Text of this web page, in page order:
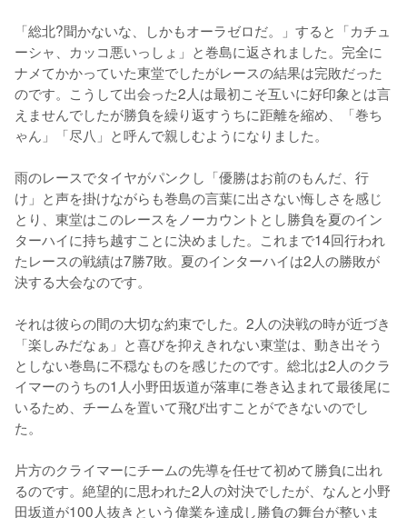
「総北?聞かないな、しかもオーラゼロだ。」すると「カチュ
ーシャ、カッコ悪いっしょ」と巻島に返されました。完全に
ナメてかかっていた東堂でしたがレースの結果は完敗だった
のです。こうして出会った2人は最初こそ互いに好印象とは言
えませんでしたが勝負を繰り返すうちに距離を縮め、「巻ち
ゃん」「尽八」と呼んで親しむようになりました。
雨のレースでタイヤがパンクし「優勝はお前のもんだ、行
け」と声を掛けながらも巻島の言葉に出さない悔しさを感じ
とり、東堂はこのレースをノーカウントとし勝負を夏のイン
ターハイに持ち越すことに決めました。これまで14回行われ
たレースの戦績は7勝7敗。夏のインターハイは2人の勝敗が
決する大会なのです。
それは彼らの間の大切な約束でした。2人の決戦の時が近づき
「楽しみだなぁ」と喜びを抑えきれない東堂は、動き出そう
としない巻島に不穏なものを感じたのです。総北は2人のクラ
イマーのうちの1人小野田坂道が落車に巻き込まれて最後尾に
いるため、チームを置いて飛び出すことができないのでし
た。
片方のクライマーにチームの先導を任せて初めて勝負に出れ
るのです。絶望的に思われた2人の対決でしたが、なんと小野
田坂道が100人抜きという偉業を達成し勝負の舞台が整いま